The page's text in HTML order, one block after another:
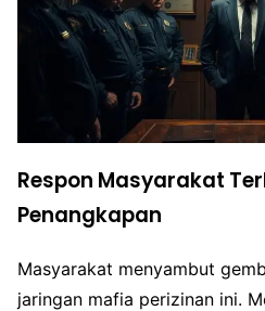
Respon Masyarakat
Penangkapan
Masyarakat menyambut
jaringan mafia perizinan ini.